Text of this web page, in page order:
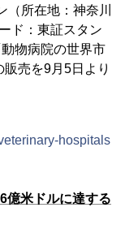
所在地：神奈川
ド：東証スタン
物病院の世界市
売を9月5日より
hospitals
億米ドルに達する